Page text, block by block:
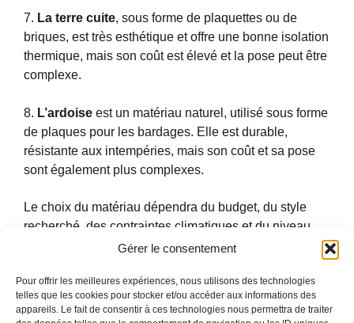
Gérer le consentement
Pour offrir les meilleures expériences, nous utilisons des technologies
telles que les cookies pour stocker et/ou accéder aux informations des
appareils. Le fait de consentir à ces technologies nous permettra de traiter
7. La terre cuite, sous forme de plaquettes ou de
briques, est très esthétique et offre une bonne isolation
thermique, mais son coût est élevé et la pose peut être
complexe.
8. L’ardoise est un matériau naturel, utilisé sous forme
de plaques pour les bardages. Elle est durable,
résistante aux intempéries, mais son coût et sa pose
sont également plus complexes.
Le choix du matériau dépendra du budget, du style
recherché, des contraintes climatiques et du niveau
d’entretien que vous êtes prêt à accepter. Certains
matériaux conviennent mieux aux régions humides ou
ventées, tandis que d’autres se distinguent par leurs
qualités esthétiques ou écologiques.